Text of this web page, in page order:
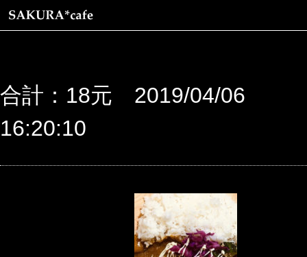
合計：18元 2019/04/06
16:20:10